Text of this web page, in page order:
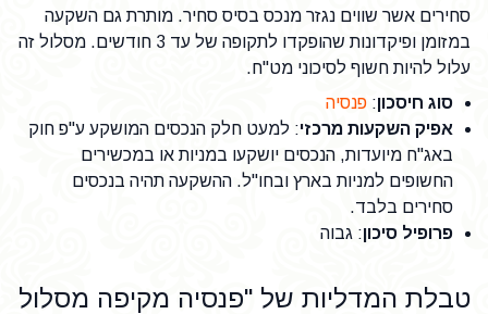
סחירים אשר שווים נגזר מנכס בסיס סחיר. מותרת גם השקעה
במזומן ופיקדונות שהופקדו לתקופה של עד 3 חודשים. מסלול זה
עלול להיות חשוף לסיכוני מט"ח.
סוג חיסכון: פנסיה
אפיק השקעות מרכזי: למעט חלק הנכסים המושקע ע"פ חוק
באג"ח מיועדות, הנכסים יושקעו במניות או במכשירים
החשופים למניות בארץ ובחו"ל. ההשקעה תהיה בנכסים
סחירים בלבד.
פרופיל סיכון: גבוה
טבלת המדליות של "פנסיה מקיפה מסלול